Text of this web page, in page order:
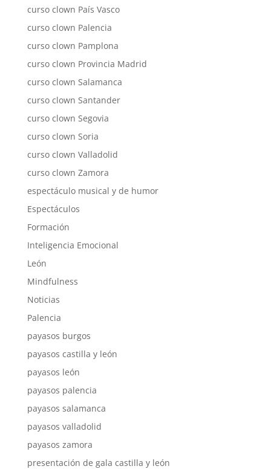
curso clown País Vasco
curso clown Palencia
curso clown Pamplona
curso clown Provincia Madrid
curso clown Salamanca
curso clown Santander
curso clown Segovia
curso clown Soria
curso clown Valladolid
curso clown Zamora
espectáculo musical y de humor
Espectáculos
Formación
Inteligencia Emocional
León
Mindfulness
Noticias
Palencia
payasos burgos
payasos castilla y león
payasos león
payasos palencia
payasos salamanca
payasos valladolid
payasos zamora
presentación de gala castilla y león